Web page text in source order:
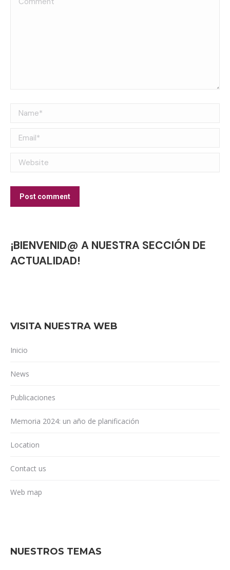
Name *
Email *
Website
Post comment
¡BIENVENID@ A NUESTRA SECCIÓN DE
ACTUALIDAD!
VISITA NUESTRA WEB
Inicio
News
Publicaciones
Memoria 2024: un año de planificación
Location
Contact us
Web map
NUESTROS TEMAS